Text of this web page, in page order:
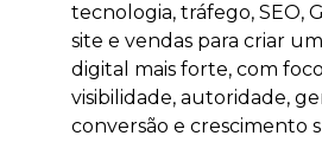
tecnologia, tráfego, SEO,
site e vendas para criar
digital mais forte, com
visibilidade, autoridade,
conversão e crescimento